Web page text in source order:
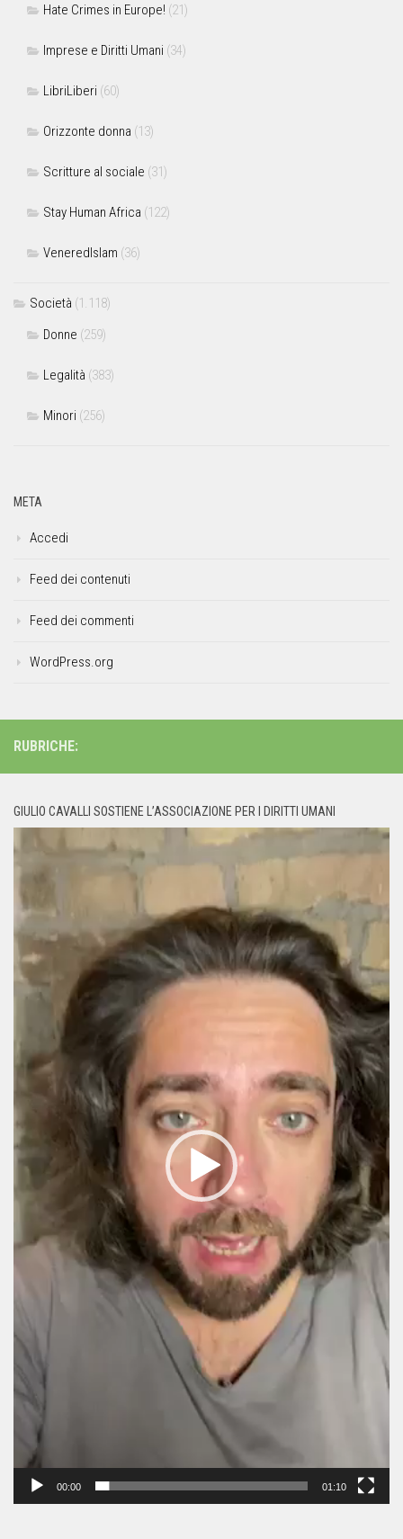
Hate Crimes in Europe! (21)
Imprese e Diritti Umani (34)
LibriLiberi (60)
Orizzonte donna (13)
Scritture al sociale (31)
Stay Human Africa (122)
VeneredIslam (36)
Società (1.118)
Donne (259)
Legalità (383)
Minori (256)
META
Accedi
Feed dei contenuti
Feed dei commenti
WordPress.org
RUBRICHE:
GIULIO CAVALLI SOSTIENE L’ASSOCIAZIONE PER I DIRITTI UMANI
Player
00:00 01:10